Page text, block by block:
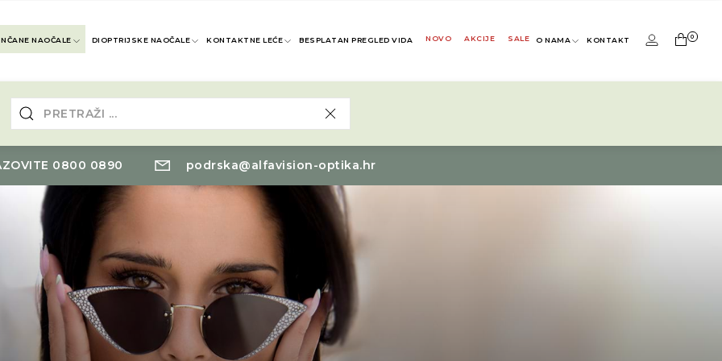
NAOČALE DIOPTRIJSKE NAOČALE KONTAKTNE LEĆE BESPLATAN PREGLED VIDA NOVO AKCIJE SALE O NAMA KONTAKT 0
0800 0890 podrska@alfavision-optika.hr